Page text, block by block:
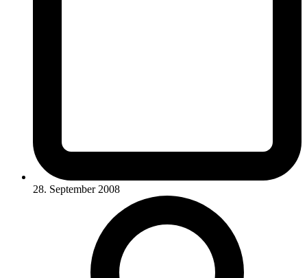
28. September 2008